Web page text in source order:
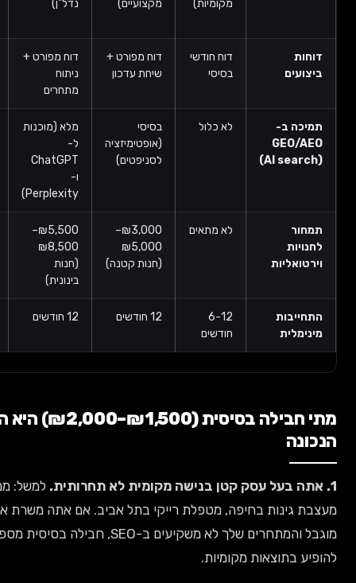
מקצועיים) נדל"ן)
דוח חודשי
בסיסי
דוח מפורט +
שיחת עדכון
דוח מפורט +
ניתוח
דוח שבועי +
דשבורד ייעודי
לא כלול
בסיסי
מלא (מוכנות
ל-
ChatGPT
מלא + ניטור
AI
Overviews
לא מתאים
₪3,000–
₪8,500
(חנות
₪9,000+
(חנות גדולה,
מוצרים)
6-12
חודשים
12 חודשים 12 חודשים
12-24
מתי חבילה בסיסית (₪1,500–₪2,000) היא הבחירה
למשל: מנעולן באשקלון,
בחיפה, מטפלת רייקי בתל אביב. אם אתה משרת אזור גיאוגרפי
מוגבל והמתחרים שלך לא משקיעים ב-SEO, חבילה בסיסית מספיקה כדי
מקומיות.